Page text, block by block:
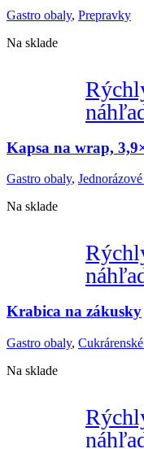
Gastro obaly, Prepravky
Na sklade
Kapsa na wrap,
Gastro obaly,
Na sklade
Krabica na zákusky
Gastro obaly,
Na sklade